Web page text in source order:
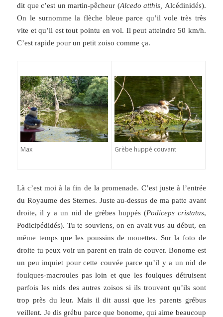
dit que c’est un martin-pêcheur (Alcedo atthis, Alcédinidés).
On le surnomme la flèche bleue parce qu’il vole très très
vite et qu’il est tout pointu en vol. Il peut atteindre 50 km/h.
C’est rapide pour un petit zoiso comme ça.
Max Grèbe huppé couvant
Là c’est moi à la fin de la promenade. C’est juste à l’entrée
du Royaume des Sternes. Juste au-dessus de ma patte avant
droite, il y a un nid de grèbes huppés (Podiceps cristatus,
Podicipédidés). Tu te souviens, on en avait vus au début, en
même temps que les poussins de mouettes. Sur la foto de
droite tu peux voir un parent en train de couver. Bonome est
un peu inquiet pour cette couvée parce qu’il y a un nid de
foulques-macroules pas loin et que les foulques détruisent
parfois les nids des autres zoisos si ils trouvent qu’ils sont
trop près du leur. Mais il dit aussi que les parents grébus
veillent. Je dis grébu parce que bonome, qui aime beaucoup